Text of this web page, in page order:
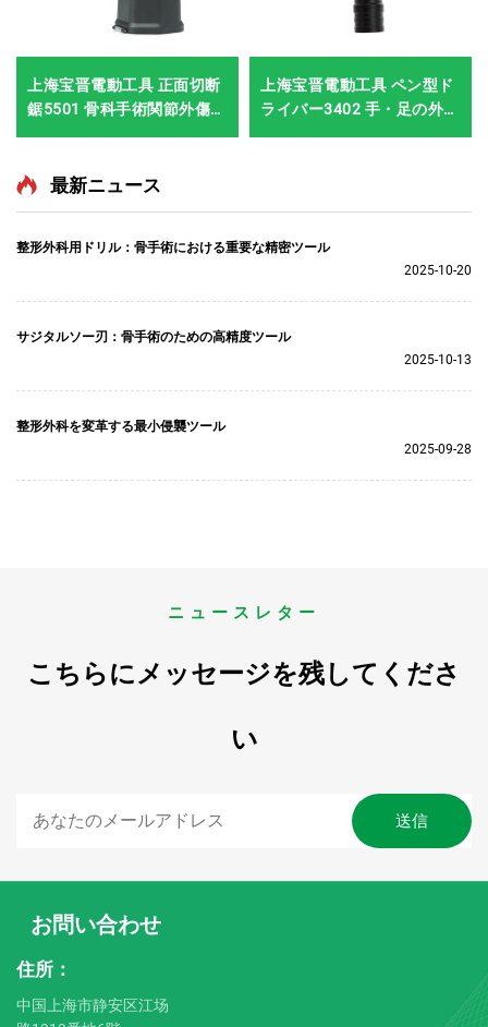
上海宝晋電動工具 正面切断
鋸5501 骨科手術関節外傷用
上海宝晋電動工具 ペン型ド
ライバー3402 手・足の外科
最新ニュース
整形外科用ドリル：骨手術における重要な精密ツール
2025-10-20
サジタルソー刃：骨手術のための高精度ツール
2025-10-13
整形外科を変革する最小侵襲ツール
2025-09-28
ニュースレター
こちらにメッセージを残してくださ
い
お問い合わせ
住所：
中国上海市静安区江场